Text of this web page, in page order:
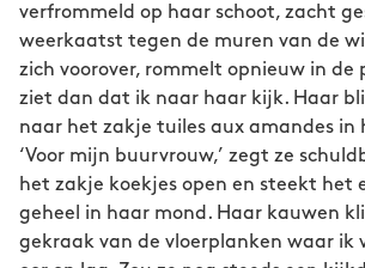
verfrommeld op haar schoot, zacht
weerkaatst tegen de muren van de
zich voorover, rommelt opnieuw in de
ziet dan dat ik naar haar kijk. Haar
naar het zakje tuiles aux amandes in
‘Voor mijn buurvrouw,’ zegt ze
het zakje koekjes open en steekt het
geheel in haar mond. Haar kauwen
gekraak van de vloerplanken waar ik